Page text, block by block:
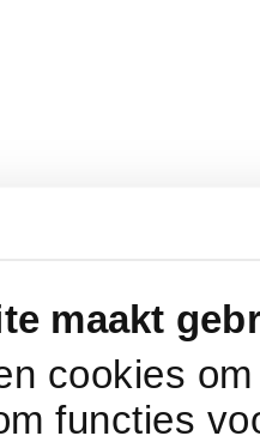
maakt
cookies
functies